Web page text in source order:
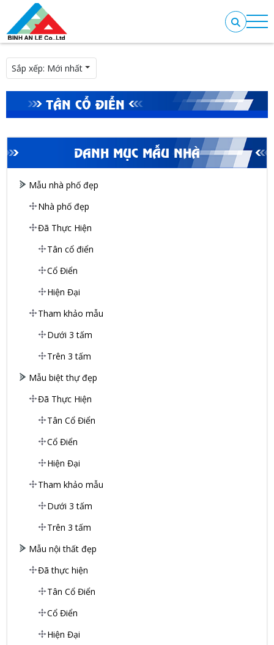
Sắp xếp: Mới nhất
DANH MỤC MẪU NHÀ
Mẫu nhà phố đẹp
Nhà phố đẹp
Đã Thực Hiện
Tân cổ điển
Cổ Điển
Hiện Đại
Tham khảo mẫu
Dưới 3 tấm
Trên 3 tấm
Mẫu biệt thự đẹp
Đã Thực Hiện
Tân Cổ Điển
Cổ Điển
Hiện Đại
Tham khảo mẫu
Dưới 3 tấm
Trên 3 tấm
Mẫu nội thất đẹp
Đã thực hiện
Tân Cổ Điển
Cổ Điển
Hiện Đại
TÂN CỔ ĐIỂN